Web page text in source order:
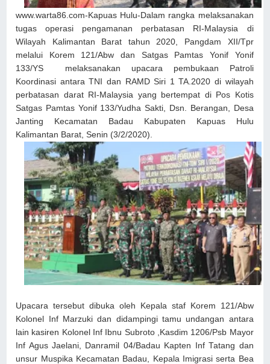
www.warta86.com-Kapuas Hulu-Dalam rangka melaksanakan
tugas operasi pengamanan perbatasan RI-Malaysia di
Wilayah Kalimantan Barat tahun 2020, Pangdam XII/Tpr
melalui Korem 121/Abw dan Satgas Pamtas Yonif Yonif
133/YS melaksanakan upacara pembukaan Patroli
Koordinasi antara TNI dan RAMD Siri 1 TA.2020 di wilayah
perbatasan darat RI-Malaysia yang bertempat di Pos Kotis
Satgas Pamtas Yonif 133/Yudha Sakti, Dsn. Berangan, Desa
Janting Kecamatan Badau Kabupaten Kapuas Hulu
Kalimantan Barat, Senin (3/2/2020).
Upacara tersebut dibuka oleh Kepala staf Korem 121/Abw
Kolonel Inf Marzuki dan didampingi tamu undangan antara
lain kasiren Kolonel Inf Ibnu Subroto ,Kasdim 1206/Psb Mayor
Inf Agus Jaelani, Danramil 04/Badau Kapten Inf Tatang dan
unsur Muspika Kecamatan Badau, Kepala Imigrasi serta Bea